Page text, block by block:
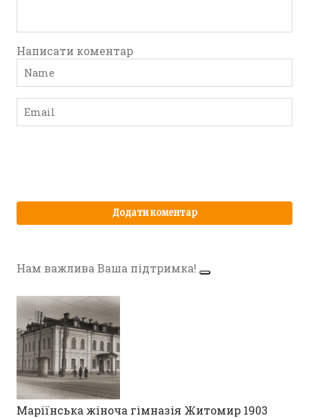
Написати коментар
Нам важлива Ваша підтримка!
Маріїнська жіноча гімназія Житомир 1903